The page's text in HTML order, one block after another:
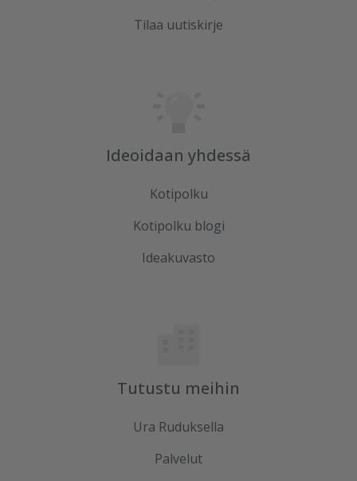
Tilaa uutiskirje
Ideoidaan yhdessä
Kotipolku
Kotipolku blogi
Ideakuvasto
Tutustu meihin
Ura Ruduksella
Palvelut